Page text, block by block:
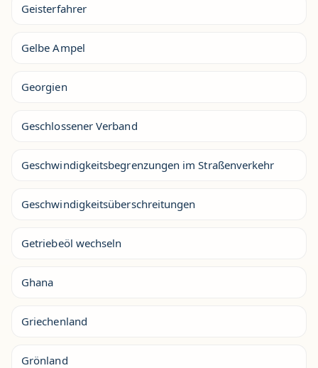
Geisterfahrer
Gelbe Ampel
Georgien
Geschlossener Verband
Geschwindigkeitsbegrenzungen im Straßenverkehr
Geschwindigkeitsüberschreitungen
Getriebeöl wechseln
Ghana
Griechenland
Grönland